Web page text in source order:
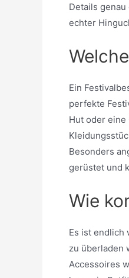
Details
echter
Ein
perfekte
Hut oder
Besonders
gerüstet und
Wie
Es ist endlich
zu überladen
Accessoires